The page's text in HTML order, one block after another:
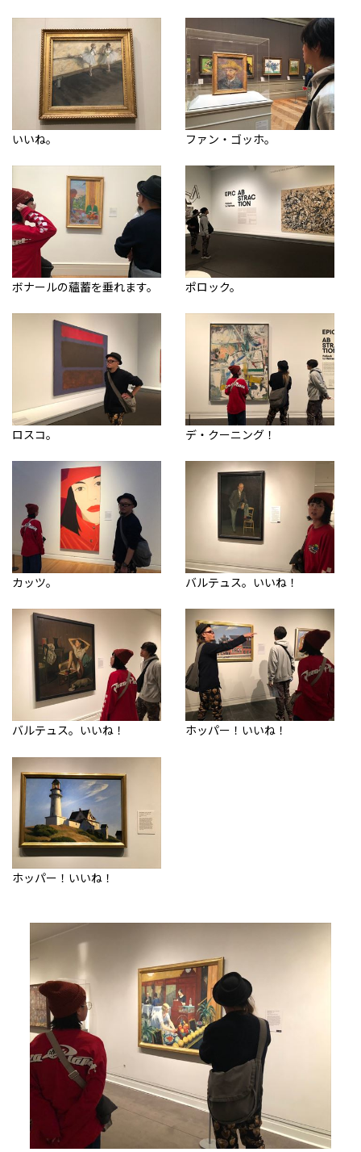
いいね。 ファン・ゴッホ。
ボナールの蘊蓄を垂れます。 ポロック。
ロスコ。 デ・クーニング！
カッツ。 バルテュス。いいね！
バルテュス。いいね！ ホッパー！いいね！
ホッパー！いいね！